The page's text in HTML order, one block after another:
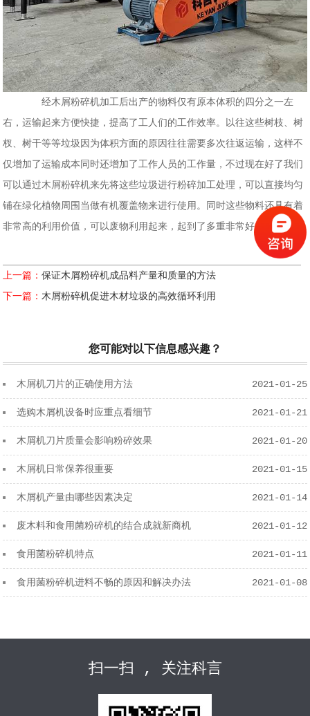
经木屑粉碎机加工后出产的物料仅有原本体积的四分之一左
右，运输起来方便快捷，提高了工人们的工作效率。以往这些树枝、树
杈、树干等等垃圾因为体积方面的原因往往需要多次往返运输，这样不
仅增加了运输成本同时还增加了工作人员的工作量，不过现在好了我们
可以通过木屑粉碎机来先将这些垃圾进行粉碎加工处理，可以直接均匀
铺在绿化植物周围当做有机覆盖物来进行使用。同时这些物料还具有着
非常高的利用价值，可以废物利用起来，起到了多重非常好的效果。
上一篇：保证木屑粉碎机成品料产量和质量的方法
下一篇：木屑粉碎机促进木材垃圾的高效循环利用
您可能对以下信息感兴趣？
2021-01-25
木屑机刀片的正确使用方法
2021-01-21
选购木屑机设备时应重点看细节
2021-01-20
木屑机刀片质量会影响粉碎效果
2021-01-15
木屑机日常保养很重要
2021-01-14
木屑机产量由哪些因素决定
2021-01-12
废木料和食用菌粉碎机的结合成就新商机
2021-01-11
食用菌粉碎机特点
2021-01-08
食用菌粉碎机进料不畅的原因和解决办法
扫一扫 , 关注科言